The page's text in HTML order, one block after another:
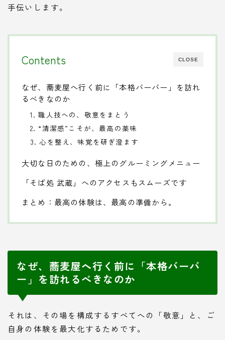
手伝いします。
CLOSE
Contents
なぜ、蕎麦屋へ行く前に「本格バーバー」を訪れ
るべきなのか
1. 職人技への、敬意をまとう
2. “清潔感”こそが、最高の薬味
3. 心を整え、味覚を研ぎ澄ます
大切な日のための、極上のグルーミングメニュー
「そば処 武蔵」へのアクセスもスムーズです
まとめ：最高の体験は、最高の準備から。
なぜ、蕎麦屋へ行く前に「本格バーバ
ー」を訪れるべきなのか
それは、その場を構成するすべてへの「敬意」と、ご
自身の体験を最大化するためです。